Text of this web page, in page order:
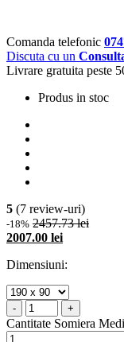
Comanda telefonic
Discuta cu un
Livrare gratuita peste
Produs in stoc
5 (7 review-uri)
-18% 2457.73 lei
2007.00 lei
Dimensiuni:
- +
Cantitate Somiera